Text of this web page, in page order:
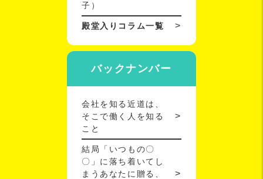
子）
殿堂入りコラム一覧
バックナンバー
会社を知る近道は、
そこで働く人を知る
こと
結局「いつもの〇
〇」に落ち着いてし
まうあなたに贈る、